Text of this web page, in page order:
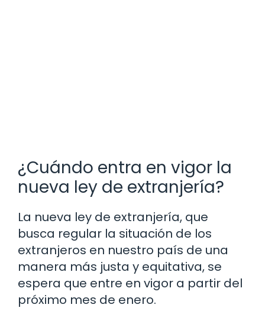
¿Cuándo entra en vigor la
nueva ley de extranjería?
La nueva ley de extranjería, que
busca regular la situación de los
extranjeros en nuestro país de una
manera más justa y equitativa, se
espera que entre en vigor a partir del
próximo mes de enero.